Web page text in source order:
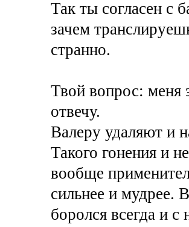
Так ты согласен с
зачем
странно.
Твой вопрос: меня
отвечу.
Валеру удаляют и
Такого гонения и
вообще
сильнее и
боролся всегда и